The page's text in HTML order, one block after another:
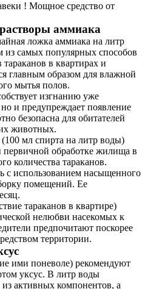
! Мощное средство от
аммиака
ложка аммиака на литр
из самых популярных способов
в квартирах и
главным образом для влажной
мытья полов.
изгнанию уже
и предупреждает появление
безопасна для обитателей
животных.
мл спирта на литр воды)
первичной обработке жилища в
количества тараканов.
с использованием насыщенного
помещений. Ее
тараканов в квартире)
нелюбви насекомых к
предпочитают поскорее
территории.
ими поневоле) рекомендуют
уксус. В литр воды
активных компонентов, а